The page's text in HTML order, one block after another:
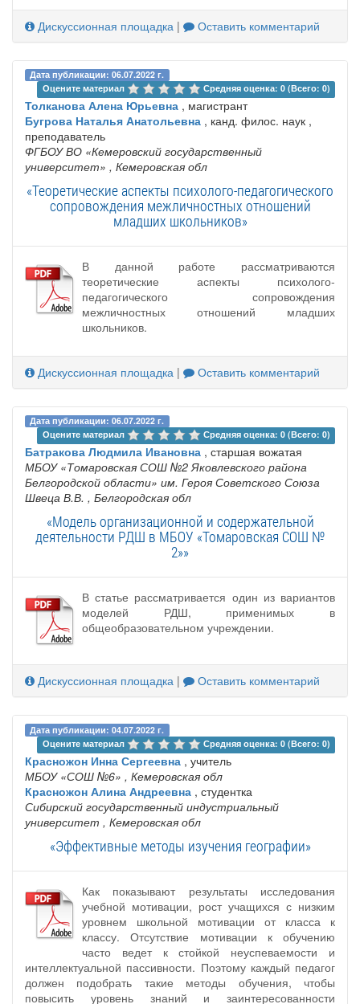
Дискуссионная площадка | Оставить комментарий
Дата публикации: 06.07.2022 г.
Оцените материал
Средняя оценка: 0 (Всего: 0)
Толканова Алена Юрьевна , магистрант
Бугрова Наталья Анатольевна , канд. филос. наук ,
преподаватель
ФГБОУ ВО «Кемеровский государственный
университет» , Кемеровская обл
«Теоретические аспекты психолого-педагогического
сопровождения межличностных отношений
младших школьников»
В данной работе рассматриваются
теоретические аспекты психолого-
педагогического сопровождения
межличностных отношений младших
школьников.
Дискуссионная площадка | Оставить комментарий
Дата публикации: 06.07.2022 г.
Оцените материал
Средняя оценка: 0 (Всего: 0)
Батракова Людмила Ивановна , старшая вожатая
МБОУ «Томаровская СОШ №2 Яковлевского района
Белгородской области» им. Героя Советского Союза
Швеца В.В. , Белгородская обл
«Модель организационной и содержательной
деятельности РДШ в МБОУ «Томаровская СОШ №
2»»
В статье рассматривается один из вариантов
моделей РДШ, применимых в
общеобразовательном учреждении.
Дискуссионная площадка | Оставить комментарий
Дата публикации: 04.07.2022 г.
Оцените материал
Средняя оценка: 0 (Всего: 0)
Красножон Инна Сергеевна , учитель
МБОУ «СОШ №6» , Кемеровская обл
Красножон Алина Андреевна , студентка
Сибирский государственный индустриальный
университет , Кемеровская обл
«Эффективные методы изучения географии»
Как показывают результаты исследования
учебной мотивации, рост учащихся с низким
уровнем школьной мотивации от класса к
классу. Отсутствие мотивации к обучению
часто ведет к стойкой неуспеваемости и
интеллектуальной пассивности. Поэтому каждый педагог
должен подобрать такие методы обучения, чтобы
повысить уровень знаний и заинтересованности